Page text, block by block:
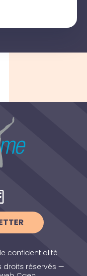
confidentialité
droits réservés —